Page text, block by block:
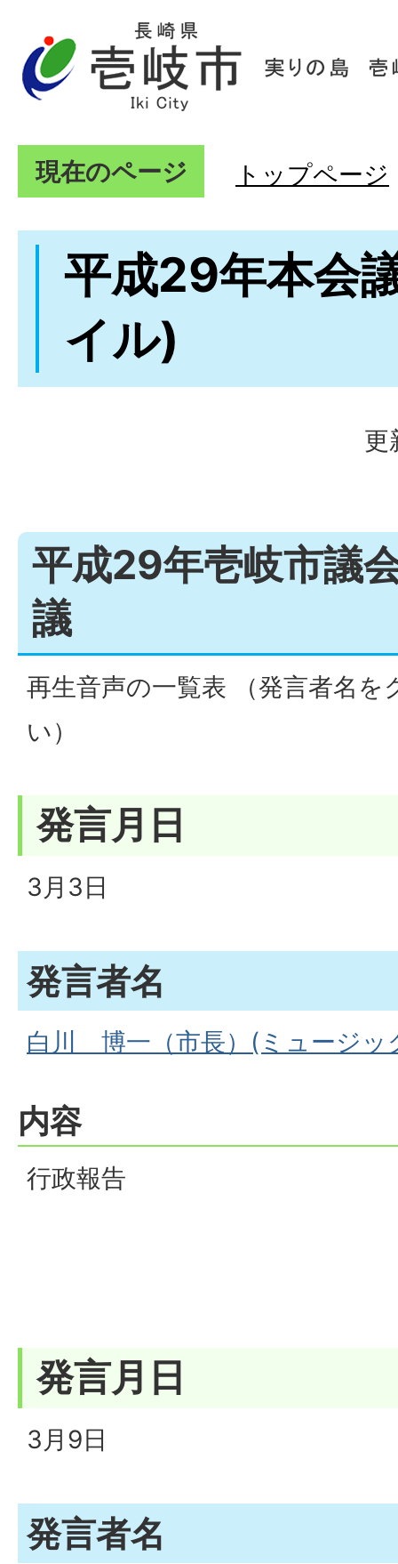
現在のページ トップページ
平成29年本会
イル)
更
平成29年壱岐市議
議
再生音声の一覧表 （発言者名
い）
発言月日
3月3日
発言者名
白川 博一（市長）(ミュージッ
内容
行政報告
発言月日
3月9日
発言者名